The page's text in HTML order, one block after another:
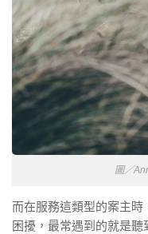
圖／
而在服務這類型的案主
困擾，最常遇到的就是